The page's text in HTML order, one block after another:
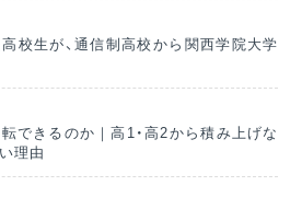
校生が、通信制高校から関西学院大学
できるのか｜高1・高2から積み上げな
理由